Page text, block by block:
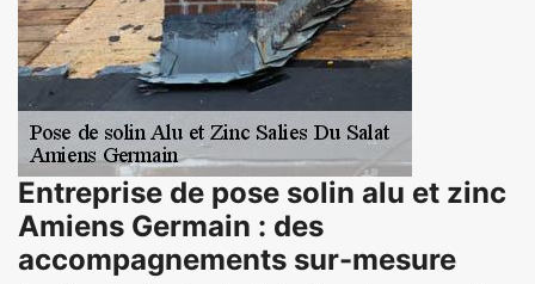
Entreprise de pose solin alu et zinc
Amiens Germain : des
accompagnements sur-mesure